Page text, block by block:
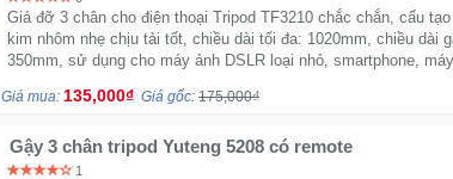
Giá đỡ 3 chân cho điện thoại Tripod TF3210 chắc chắn, cấu
kim nhôm nhẹ chịu tải tốt, chiều dài tối đa: 1020mm, chiều dài
350mm, sử dụng cho máy ảnh DSLR loại nhỏ, smartphone,
Giá mua: 135,000₫ Giá gốc: 175,000₫
Gậy 3 chân tripod Yuteng 5208 có remote
1